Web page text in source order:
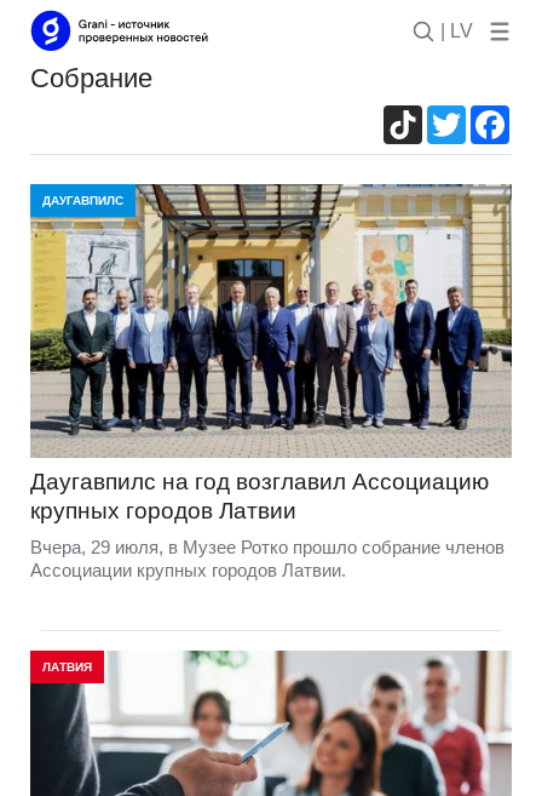
| LV
собрание
TikTokTwitter
ДАУГАВПИЛС
Даугавпилс на год возглавил Ассоциацию
крупных городов Латвии
Вчера, 29 июля, в Музее Ротко прошло собрание членов
Ассоциации крупных городов Латвии.
ЛАТВИЯ